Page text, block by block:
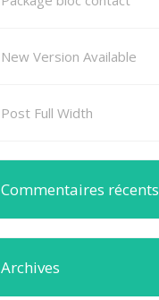
New Version Available
Post Full Width
Commentaires récents
Archives